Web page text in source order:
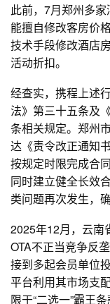
此前，7月郑州多
能擅自修改客房价
技术手段修改酒店
活动折扣。
经查实，携程上述
法》第三十五条及
条相关规定。郑州
达《责令改正通知
按规定时限完成合
同时建立健全长效
类问题再次发生，
2025年12月，云南
OTA不正当竞争反
接到多起会员单位
平台利用其市场支
限于“二选一”霸王